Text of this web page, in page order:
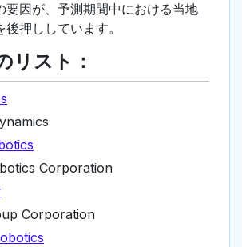
要因が、予測期間中における当地
押ししています。
リスト：
Corporation
Corporation